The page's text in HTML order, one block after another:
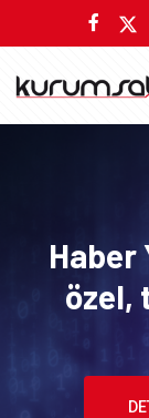
Haber
özel,